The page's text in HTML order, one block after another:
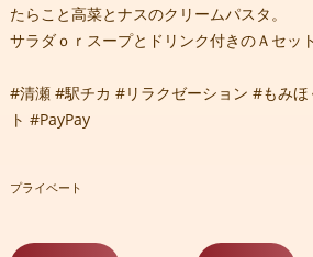
たらこと高菜とナスのクリームパスタ。
サラダｏｒスープとドリンク付きのＡセッ
#清瀬 #駅チカ #リラクゼーション #もみ
ト #PayPay
プライベート